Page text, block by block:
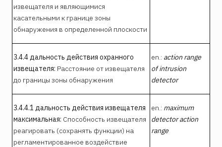
извещателя и являющимися
касательными к границе зоны
обнаружения в определенной плоскости
3.4.4 дальность действия охранного
извещателя: Расстояние от извещателя
до границы зоны обнаружения
en.: action range
of intrusion
detector
3.4.4.1 дальность действия извещателя
максимальная: Способность извещателя
реагировать (сохранять функции) на
регламентированное воздействие
en.: maximum
detector action
range